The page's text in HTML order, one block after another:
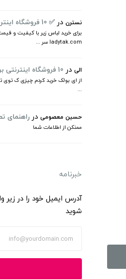
نسترن در✅ 10 فروشگاه اینترنتی برتر ایران در سال 1405
برای خرید لباس زیر با کیفیت و
ladytak.com سر ...
الی در 10 فروشگاه اینترنتی برتر گرگان در سال 1405+ کد تخفیف
...
حسین معصومی درراهنمای
ممنکن از اطلاعات شما
خبرنامه
آدرس ایمیل خود را در زیر
شوید